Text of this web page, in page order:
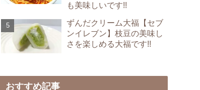
も美味しいです!!
ずんだクリーム大福【セブ
ンイレブン】枝豆の美味し
さを楽しめる大福です!!
おすすめ記事